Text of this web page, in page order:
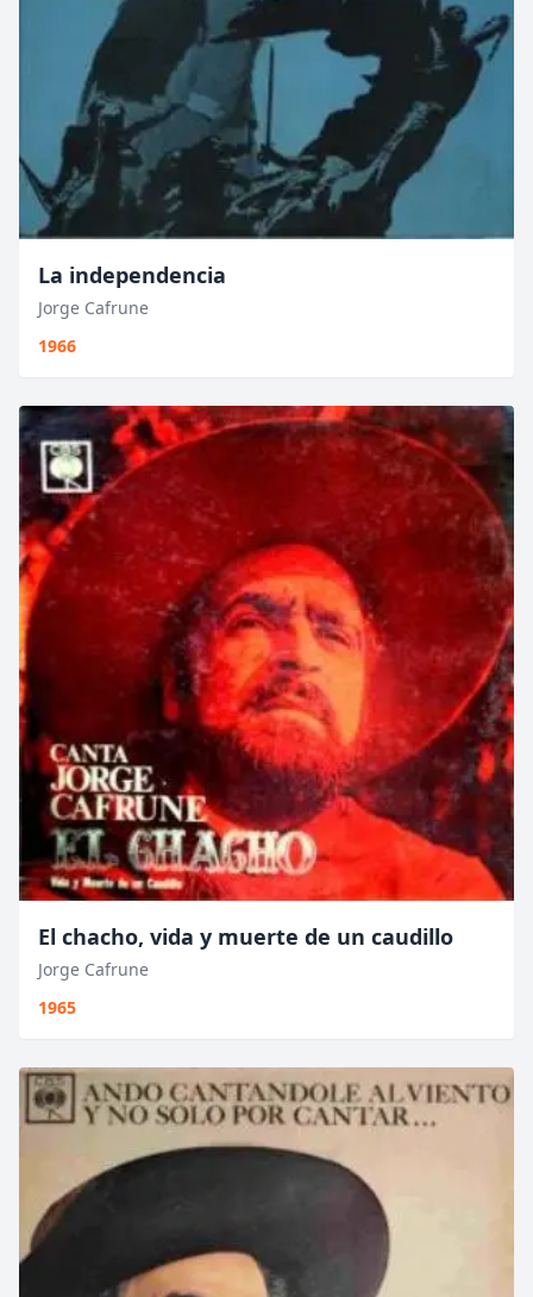
La independencia
Jorge Cafrune
1966
El chacho, vida y muerte de un caudillo
Jorge Cafrune
1965